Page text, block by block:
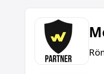
Monteur